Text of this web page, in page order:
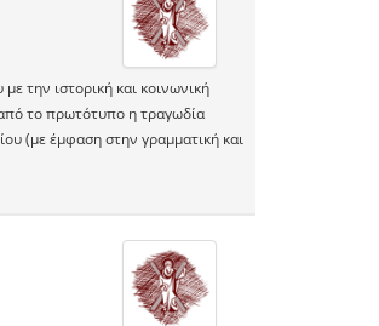
την ιστορική και κοινωνική
το πρωτότυπο η τραγωδία
(με έμφαση στην γραμματική και